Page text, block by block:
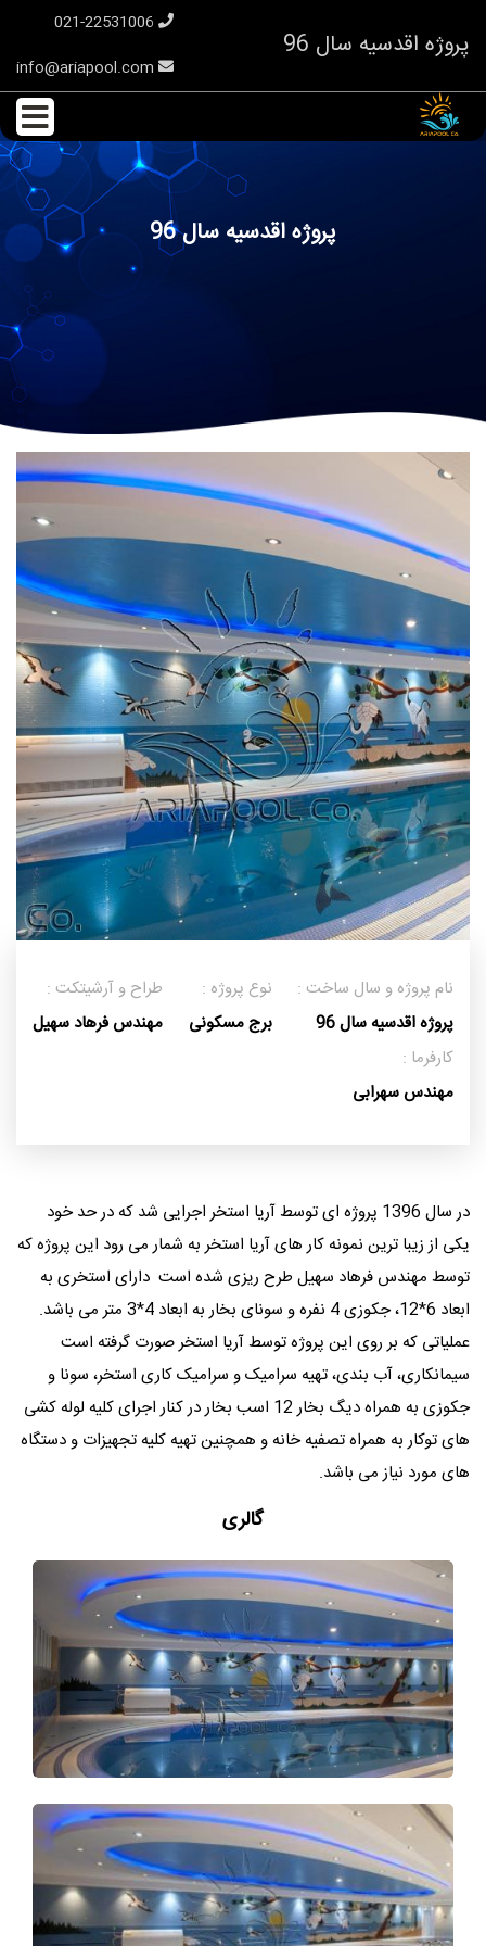
پروژه اقدسیه سال 96
پروژه اقدسیه سال 96
نام پروژه و سال ساخت :
پروژه اقدسیه سال 96
نوع پروژه :
برج مسکونی
طراح و آرشیتکت :
مهندس فرهاد سهیل
کارفرما :
مهندس سهرابی
در سال 1396 پروژه ای توسط آریا استخر اجرایی شد که در حد خود
یکی از زیبا ترین نمونه کار های آریا استخر به شمار می رود این پروژه که
توسط مهندس فرهاد سهیل طرح ریزی شده است دارای استخری به
ابعاد 6*12، جکوزی 4 نفره و سونای بخار به ابعاد 4*3 متر می باشد.
عملیاتی که بر روی این پروژه توسط آریا استخر صورت گرفته است
سیمانکاری، آب بندی، تهیه سرامیک و سرامیک کاری استخر، سونا و
جکوزی به همراه دیگ بخار 12 اسب بخار در کنار اجرای کلیه لوله کشی
های توکار به همراه تصفیه خانه و همچنین تهیه کلیه تجهیزات و دستگاه
های مورد نیاز می باشد.
گالری